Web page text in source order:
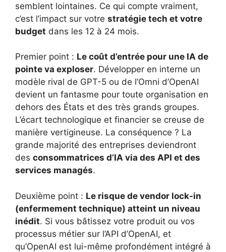
semblent lointaines. Ce qui compte vraiment,
c’est l’impact sur votre stratégie tech et votre
budget dans les 12 à 24 mois.
Premier point : Le coût d’entrée pour une IA de
pointe va exploser. Développer en interne un
modèle rival de GPT-5 ou de l’Omni d’OpenAI
devient un fantasme pour toute organisation en
dehors des États et des très grands groupes.
L’écart technologique et financier se creuse de
manière vertigineuse. La conséquence ? La
grande majorité des entreprises deviendront
des consommatrices d’IA via des API et des
services managés.
Deuxième point : Le risque de vendor lock-in
(enfermement technique) atteint un niveau
inédit. Si vous bâtissez votre produit ou vos
processus métier sur l’API d’OpenAI, et
qu’OpenAI est lui-même profondément intégré à